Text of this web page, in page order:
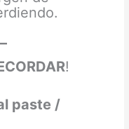
!
paste /